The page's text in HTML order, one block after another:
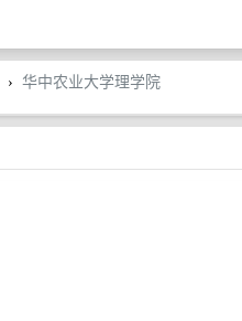
› 华中农业大学理学院